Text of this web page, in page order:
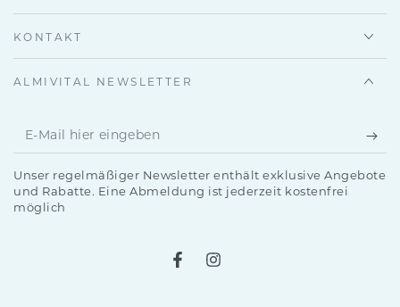
KONTAKT
ALMIVITAL NEWSLETTER
E-
Mail
hier
eingeben
Unser regelmäßiger Newsletter enthält exklusive Angebote
und Rabatte. Eine Abmeldung ist jederzeit kostenfrei
möglich
FacebookInstagram